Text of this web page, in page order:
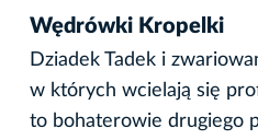
Wędrówki Kropelki
Dziadek Tadek i
w których wcielają się
to bohaterowie drugiego